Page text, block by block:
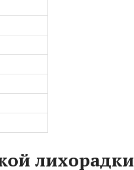
лихорадки